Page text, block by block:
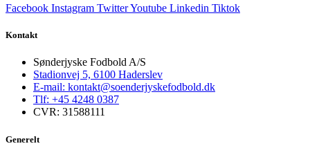
Facebook Instagram TwitterYoutube Linkedin Tiktok
Kontakt
Sønderjyske Fodbold A/S
Stadionvej 5, 6100 Haderslev
E-mail: kontakt@soenderjyskefodbold.dk
Tlf: +45 4248 0387
CVR: 31588111
Generelt